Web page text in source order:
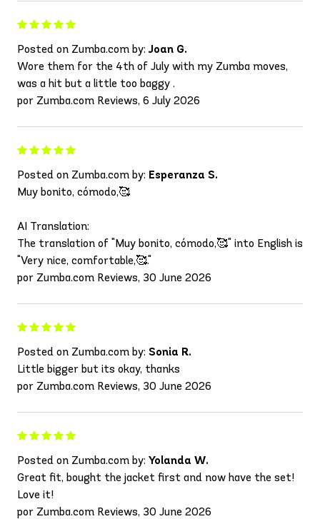
Posted on Zumba.com by:Joan G.
Wore them for the 4th of July with my Zumba moves,
was a hit but a little too baggy .
por Zumba.com Reviews, 6 July 2026
Posted on Zumba.com by: Esperanza S.
Muy bonito, cómodo,🥰
AI Translation:
The translation of "Muy bonito, cómodo,🥰" into English is
"Very nice, comfortable,🥰."
por Zumba.com Reviews, 30 June 2026
Posted on Zumba.com by: Sonia R.
Little bigger but its okay, thanks
por Zumba.com Reviews, 30 June 2026
Posted on Zumba.com by: Yolanda W.
Great fit, bought the jacket first and now have the set!
Love it!
por Zumba.com Reviews, 30 June 2026